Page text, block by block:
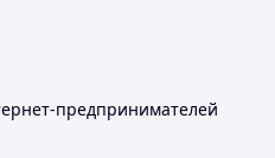
предпринимателей